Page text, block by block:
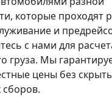
которые проходят
и
с нами для
груза. Мы
цены без